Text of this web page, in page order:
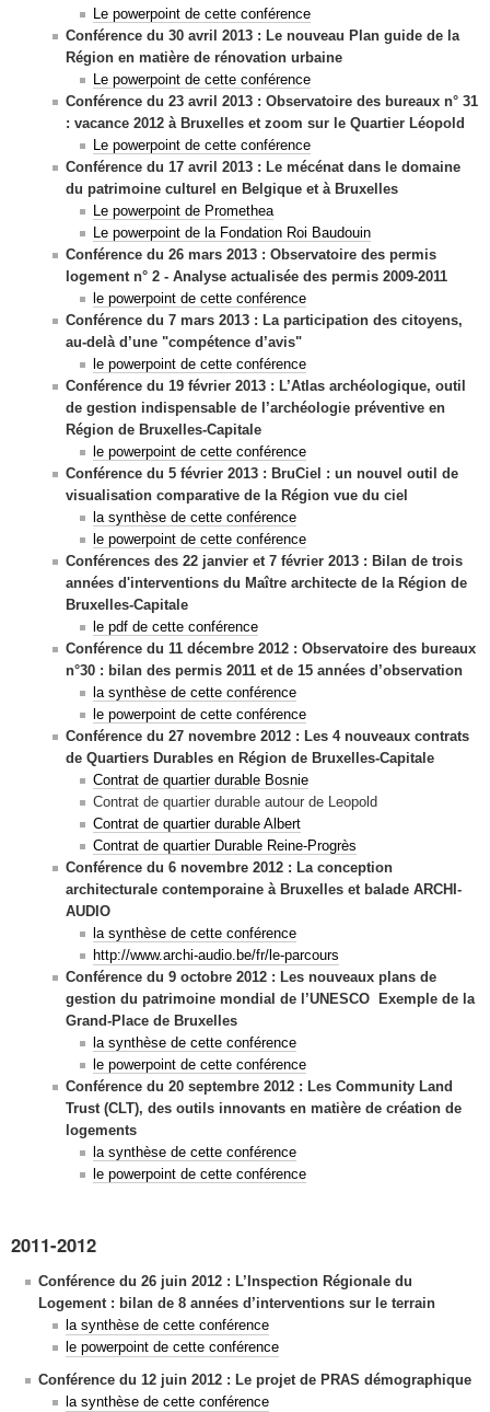
Le powerpoint de cette conférence
Conférence du 30 avril 2013 : Le nouveau Plan guide de la
Région en matière de rénovation urbaine
Le powerpoint de cette conférence
Conférence du 23 avril 2013 : Observatoire des bureaux n° 31
: vacance 2012 à Bruxelles et zoom sur le Quartier Léopold
Le powerpoint de cette conférence
Conférence du 17 avril 2013 : Le mécénat dans le domaine
du patrimoine culturel en Belgique et à Bruxelles
Le powerpoint de Promethea
Le powerpoint de la Fondation Roi Baudouin
Conférence du 26 mars 2013 : Observatoire des permis
logement n° 2 - Analyse actualisée des permis 2009-2011
le powerpoint de cette conférence
Conférence du 7 mars 2013 : La participation des citoyens,
au-delà d’une "compétence d’avis"
le powerpoint de cette conférence
Conférence du 19 février 2013 : L’Atlas archéologique, outil
de gestion indispensable de l’archéologie préventive en
Région de Bruxelles-Capitale
le powerpoint de cette conférence
Conférence du 5 février 2013 : BruCiel : un nouvel outil de
visualisation comparative de la Région vue du ciel
la synthèse de cette conférence
le powerpoint de cette conférence
Conférences des 22 janvier et 7 février 2013 : Bilan de trois
années d'interventions du Maître architecte de la Région de
Bruxelles-Capitale
le pdf de cette conférence
Conférence du 11 décembre 2012 : Observatoire des bureaux
n°30 : bilan des permis 2011 et de 15 années d’observation
la synthèse de cette conférence
le powerpoint de cette conférence
Conférence du 27 novembre 2012 : Les 4 nouveaux contrats
de Quartiers Durables en Région de Bruxelles-Capitale
Contrat de quartier durable Bosnie
Contrat de quartier durable autour de Leopold
Contrat de quartier durable Albert
Contrat de quartier Durable Reine-Progrès
Conférence du 6 novembre 2012 : La conception
architecturale contemporaine à Bruxelles et balade ARCHI-
AUDIO
la synthèse de cette conférence
http://www.archi-audio.be/fr/le-parcours
Conférence du 9 octobre 2012 : Les nouveaux plans de
gestion du patrimoine mondial de l’UNESCO Exemple de la
Grand-Place de Bruxelles
la synthèse de cette conférence
le powerpoint de cette conférence
Conférence du 20 septembre 2012 : Les Community Land
Trust (CLT), des outils innovants en matière de création de
logements
la synthèse de cette conférence
le powerpoint de cette conférence
2011-2012
Conférence du 26 juin 2012 : L’Inspection Régionale du
Logement : bilan de 8 années d’interventions sur le terrain
la synthèse de cette conférence
le powerpoint de cette conférence
Conférence du 12 juin 2012 : Le projet de PRAS démographique
la synthèse de cette conférence